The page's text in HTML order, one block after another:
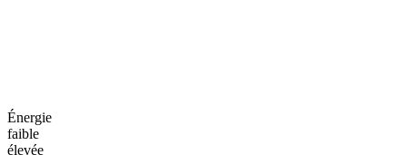
Énergie
faible
élevée